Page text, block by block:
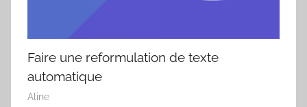
Faire une reformulation de texte
automatique
Aline